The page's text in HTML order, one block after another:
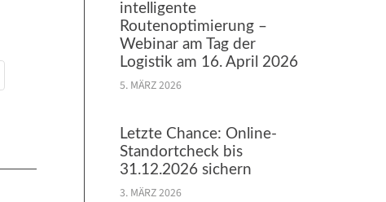
intelligente
Routenoptimierung –
Webinar am Tag der
Logistik am 16. April 2026
5. MÄRZ 2026
Letzte Chance: Online-
Standortcheck bis
31.12.2026 sichern
3. MÄRZ 2026